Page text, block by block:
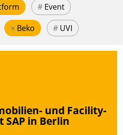
# Event
× Beko # UVI
und Facility-
in Berlin